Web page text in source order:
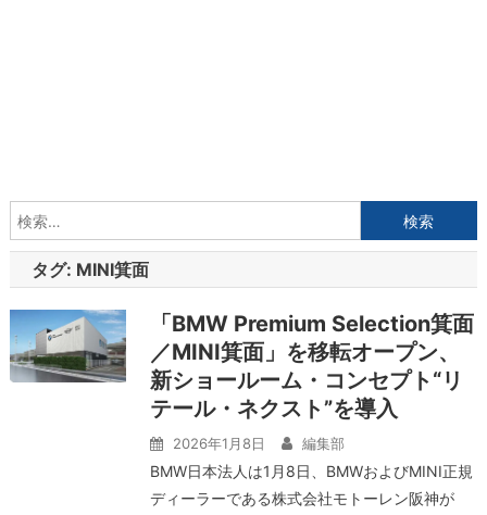
索:
タグ: MINI箕面
「BMW Premium Selection箕面
／MINI箕面」を移転オープン、
新ショールーム・コンセプト“リ
テール・ネクスト”を導入
2026年1月8日 編集部
BMW日本法人は1月8日、BMWおよびMINI正規
ディーラーである株式会社モトーレン阪神が